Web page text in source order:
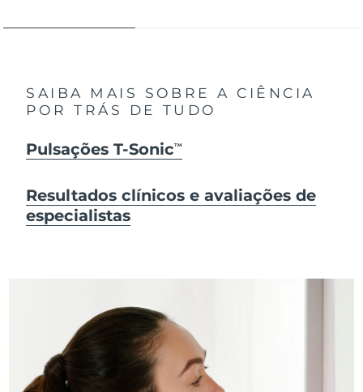
SAIBA MAIS SOBRE A CIÊNCIA
POR TRÁS DE TUDO
Pulsações T-SonicTM
Resultados clínicos e avaliações de
especialistas